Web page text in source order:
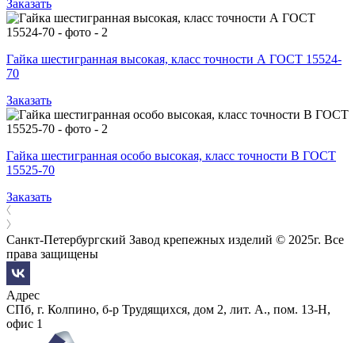
Заказать
Гайка шестигранная высокая, класс точности А ГОСТ 15524-
70
Заказать
Гайка шестигранная особо высокая, класс точности В ГОСТ
15525-70
Заказать
Санкт-Петербургский Завод крепежных изделий © 2025г. Все
права защищены
Адрес
СПб, г. Колпино, б-р Трудящихся, дом 2, лит. А., пом. 13-Н,
офис 1